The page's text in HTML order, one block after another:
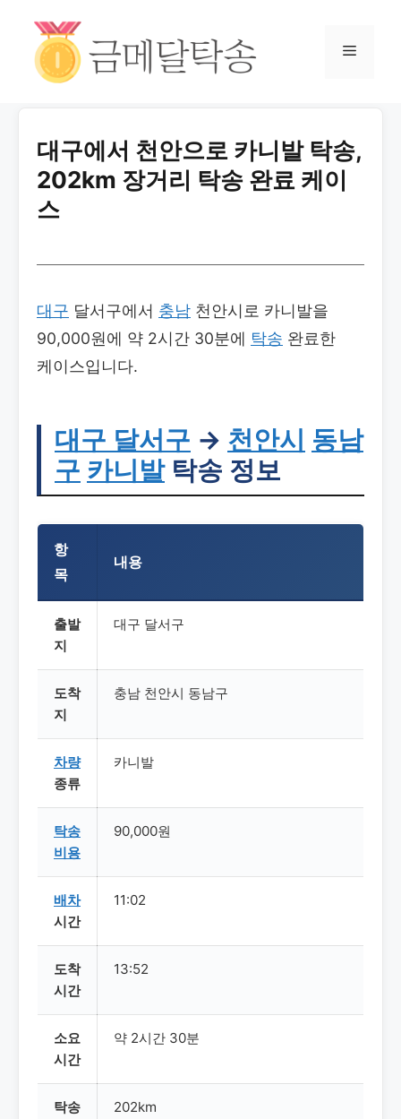
대구에서 천안으로 카니발 탁송,
202km 장거리 탁송 완료 케이
스
대구 달서구에서 충남 천안시로 카니발을
90,000원에 약 2시간 30분에 탁송 완료한
케이스입니다.
대구 달서구 → 천안시 동남
구 카니발탁송 정보
항
목
내용
출발
지
대구 달서구
도착
지
충남 천안시 동남구
차량
종류
카니발
탁송
비용
90,000원
배차
시간
11:02
도착
시간
13:52
소요
시간
약 2시간 30분
탁송
202km